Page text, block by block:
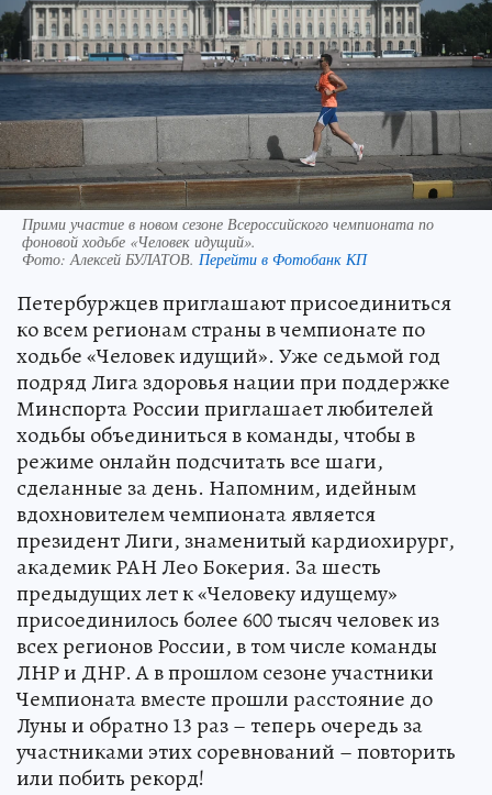
Прими участие в новом сезоне Всероссийского чемпионата по
фоновой ходьбе «Человек идущий».
Фото:Алексей БУЛАТОВ. Перейти в Фотобанк КП
Петербуржцев приглашают присоединиться
ко всем регионам страны в чемпионате по
ходьбе «Человек идущий». Уже седьмой год
подряд Лига здоровья нации при поддержке
Минспорта России приглашает любителей
ходьбы объединиться в команды, чтобы в
режиме онлайн подсчитать все шаги,
сделанные за день. Напомним, идейным
вдохновителем чемпионата является
президент Лиги, знаменитый кардиохирург,
академик РАН Лео Бокерия. За шесть
предыдущих лет к «Человеку идущему»
присоединилось более 600 тысяч человек из
всех регионов России, в том числе команды
ЛНР и ДНР. А в прошлом сезоне участники
Чемпионата вместе прошли расстояние до
Луны и обратно 13 раз – теперь очередь за
участниками этих соревнований – повторить
или побить рекорд!